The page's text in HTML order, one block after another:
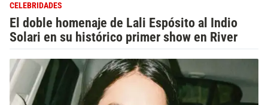
CELEBRIDADES
El doble homenaje de Lali Espósito al Indio
Solari en su histórico primer show en River